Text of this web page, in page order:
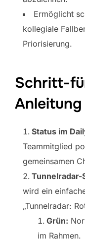
Ermöglicht
kollegiale
Priorisierung.
Schritt-
Anleitung
Status im
Teammitglied
gemeinsamen
Tunnelradar-
wird ein
„Tunnelradar:
Grün:
im Rahmen.